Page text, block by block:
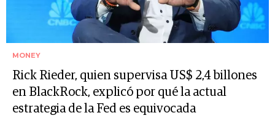
MONEY
Rick Rieder, quien supervisa US$ 2,4 billones
en BlackRock, explicó por qué la actual
estrategia de la Fed es equivocada